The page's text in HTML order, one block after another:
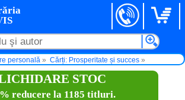
personală
Cărți: Prosperitate și succes
STOC
reducere la 1185 titluri.